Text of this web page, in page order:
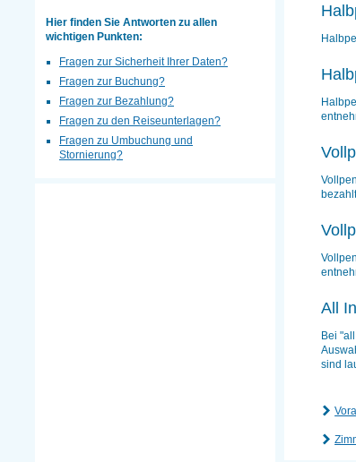
All
Bei
sind
Hier finden Sie Antworten zu allen
wichtigen Punkten:
Fragen zur Sicherheit Ihrer Daten?
Fragen zur Buchung?
Fragen zur Bezahlung?
Fragen zu den Reiseunterlagen?
Fragen zu Umbuchung und
Stornierung?